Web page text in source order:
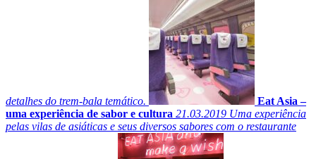
detalhes do trem-bala temático.
Eat Asia –
uma experiência de sabor e cultura 21.03.2019 Uma experiência
pelas vilas de asiáticas e seus diversos sabores com o restaurante